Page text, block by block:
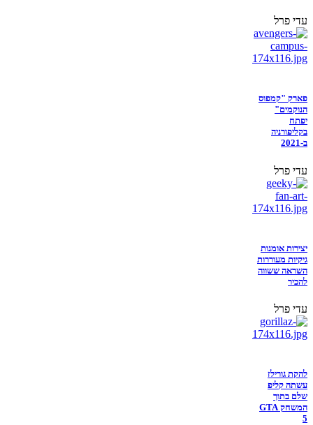
עדי פרל
פארק "קמפוס
הנוקמים"
יפתח
בקליפורניה
ב-2021
עדי פרל
יצירות אומנות
גיקיות מעוררות
השראה ששווה
להכיר
עדי פרל
להקת גורילז
עשתה קליפ
שלם בתוך
המשחק GTA
5